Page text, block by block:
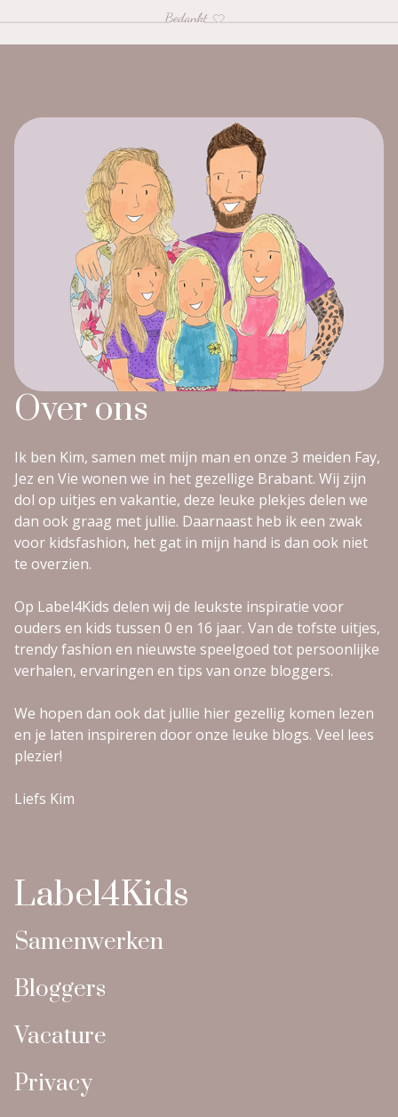
Over ons
Ik ben Kim, samen met mijn man en onze 3 meiden Fay,
Jez en Vie wonen we in het gezellige Brabant. Wij zijn
dol op uitjes en vakantie, deze leuke plekjes delen we
dan ook graag met jullie. Daarnaast heb ik een zwak
voor kidsfashion, het gat in mijn hand is dan ook niet
te overzien.
Op Label4Kids delen wij de leukste inspiratie voor
ouders en kids tussen 0 en 16 jaar. Van de tofste uitjes,
trendy fashion en nieuwste speelgoed tot persoonlijke
verhalen, ervaringen en tips van onze bloggers.
We hopen dan ook dat jullie hier gezellig komen lezen
en je laten inspireren door onze leuke blogs. Veel lees
plezier!
Liefs Kim
Label4Kids
Samenwerken
Bloggers
Vacature
Privacy